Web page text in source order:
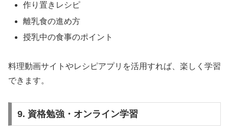
作り置きレシピ
離乳食の進め方
授乳中の食事のポイント
料理動画サイトやレシピアプリを活用すれば、楽しく学習
できます。
9. 資格勉強・オンライン学習